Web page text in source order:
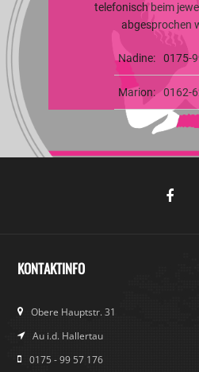
telefonisch beim
abgesprochen
Nadine: 0175-
Marion: 0162-
KONTAKTINFO
Obere Hauptstr. 31
Au i.d. Hallertau
0175 - 99 57 176